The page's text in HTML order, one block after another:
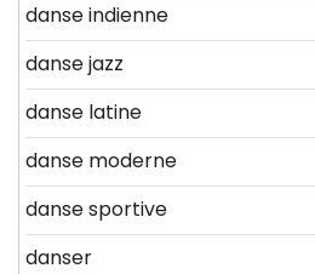
danse indienne
danse jazz
danse latine
danse moderne
danse sportive
danser